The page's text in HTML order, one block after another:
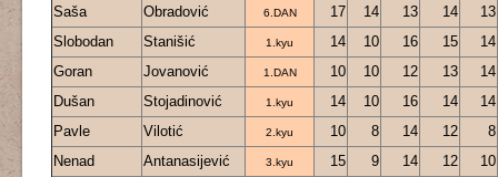
Saša Obradović 6.DAN 17 14 13 14
13
Slobodan
Stanišić 1.kyu 14 10 16 15
14
Goran
Jovanović 1.DAN 10 10 12 13
14
Dušan
Stojadinović 1.kyu 14 10 16 14
14
Pavle
Vilotić 2.kyu 10 8 14 12
8
Nenad
Antanasijević 3.kyu 15 9 14 12
10